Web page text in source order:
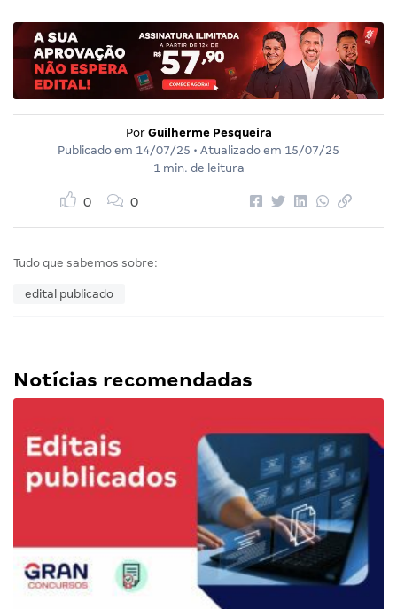
Por Guilherme Pesqueira
Publicado em 14/07/25 • Atualizado em 15/07/25
1 min. de leitura
0 0
Tudo que sabemos sobre:
edital publicado
Notícias recomendadas